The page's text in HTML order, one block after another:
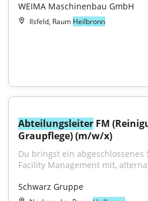
WEIMA Maschinenbau GmbH
Ilsfeld, Raum Heilbronn
Abteilungsleiter FM
Graupflege) (m/w/x)
Du bringst ein
Facility Management mit,
Schwarz Gruppe